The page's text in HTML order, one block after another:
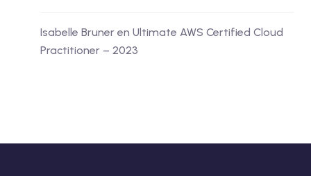
Isabelle Bruner en Ultimate AWS Certified Cloud
Practitioner – 2023